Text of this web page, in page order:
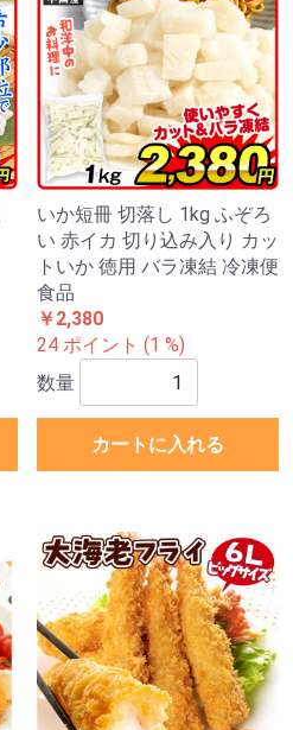
いか短冊 切落し 1kg ふぞろ
い 赤イカ 切り込み入り カッ
トいか 徳用 バラ凍結 冷凍便
食品
￥2,380
24 ポイント (1 %)
数量
カートに入れる